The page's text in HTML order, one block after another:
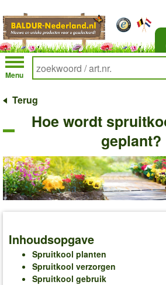
Menu
Terug
Hoe wordt
geplant?
Inhoudsopgave
Spruitkool planten
Spruitkool verzorgen
Spruitkool gebruik